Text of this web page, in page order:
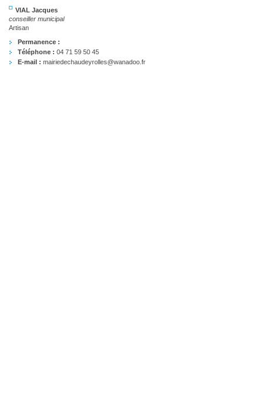
VIAL Jacques
conseiller municipal
Artisan
Permanence :
Téléphone : 04 71 59 50 45
E-mail : mairiedechaudeyrolles@wanadoo.fr